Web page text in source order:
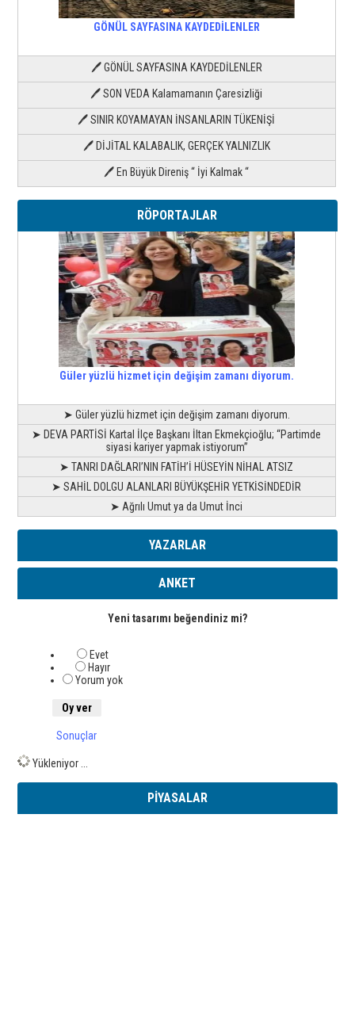
GÖNÜL SAYFASINA KAYDEDİLENLER
🖊 GÖNÜL SAYFASINA KAYDEDİLENLER
🖊 SON VEDA Kalamamanın Çaresizliği
🖊 SINIR KOYAMAYAN İNSANLARIN TÜKENİŞİ
🖊 DİJİTAL KALABALIK, GERÇEK YALNIZLIK
🖊 En Büyük Direniş “ İyi Kalmak “
RÖPORTAJLAR
Güler yüzlü hizmet için değişim zamanı diyorum.
➤ Güler yüzlü hizmet için değişim zamanı diyorum.
➤ DEVA PARTİSİ Kartal İlçe Başkanı İltan Ekmekçioğlu; “Partimde
siyasi kariyer yapmak istiyorum”
➤ TANRI DAĞLARI’NIN FATİH’İ HÜSEYİN NİHAL ATSIZ
➤ SAHİL DOLGU ALANLARI BÜYÜKŞEHİR YETKİSİNDEDİR
➤ Ağrılı Umut ya da Umut İnci
YAZARLAR
ANKET
Yeni tasarımı beğendiniz mi?
Evet
Hayır
Yorum yok
Sonuçlar
Yükleniyor ...
PİYASALAR